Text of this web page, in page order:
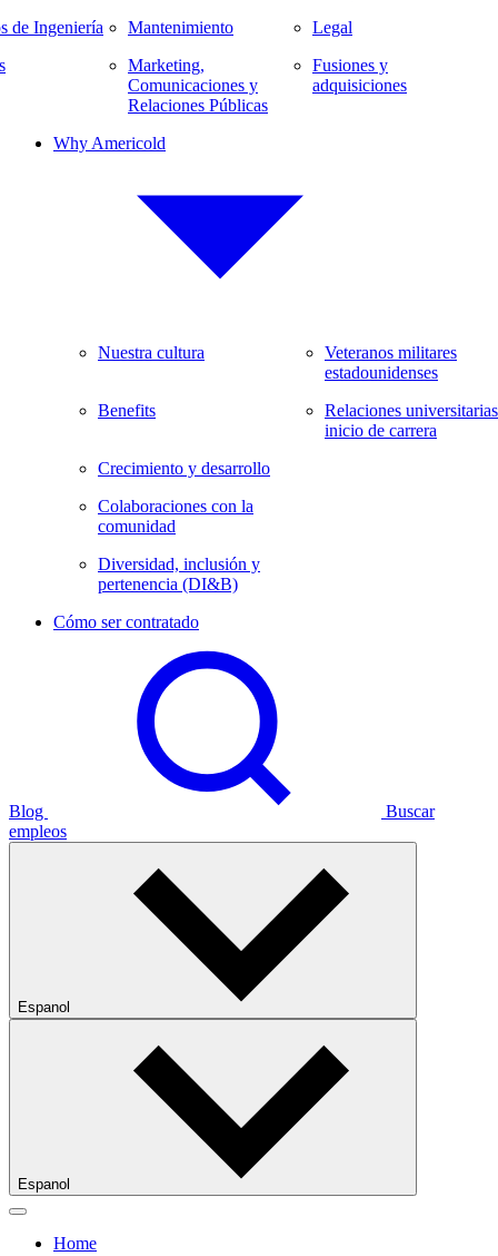
de Ingeniería
Mantenimiento
Marketing,
Comunicaciones y
Relaciones Públicas
Legal
Fusiones y
adquisiciones
Why Americold
Nuestra cultura
Benefits
Crecimiento y desarrollo
Colaboraciones con la
comunidad
Diversidad, inclusión y
pertenencia (DI&B)
Veteranos militares
estadounidenses
Relaciones
inicio de carrera
Cómo ser contratado
Blog
Buscar
empleos
Espanol
Espanol
Home